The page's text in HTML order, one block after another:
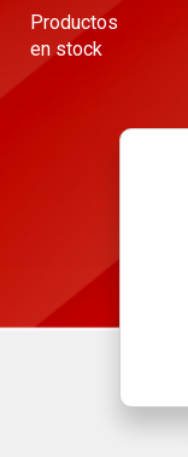
Productos
en stock